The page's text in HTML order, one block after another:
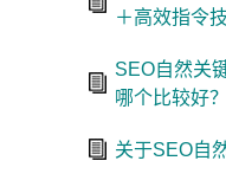
＋高效指令
SEO自然关
哪个比较好？
关于SEO自